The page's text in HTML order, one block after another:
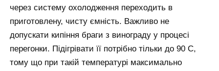
через систему охолодження переходить в
приготовлену, чисту ємність. Важливо не
допускати кипіння браги з винограду у процесі
перегонки. Підігрівати її потрібно тільки до 90 С,
тому що при такій температурі максимально